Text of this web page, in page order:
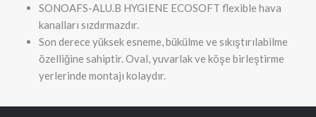
SONOAFS-ALU.B HYGIENE ECOSOFT flexible hava
kanalları sızdırmazdır.
Son derece yüksek esneme, bükülme ve sıkıştırılabilme
özelliğine sahiptir. Oval, yuvarlak ve köşe birleştirme
yerlerinde montajı kolaydır.